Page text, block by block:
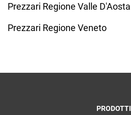
Prezzari Regione Valle D'Aosta
Prezzari Regione Veneto
PRODOTTI